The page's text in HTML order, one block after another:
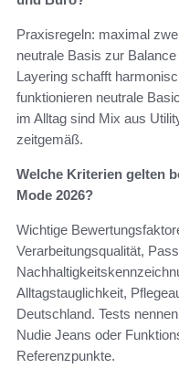
Praxisregeln: maximal
neutrale Basis zur
Layering schafft
funktionieren neutrale
im Alltag sind Mix aus
zeitgemäß.
Welche Kriterien gelten
Mode 2026?
Wichtige
Verarbeitungsqualität,
Alltagstauglichkeit,
Deutschland. Tests
Nudie Jeans oder
Referenzpunkte.